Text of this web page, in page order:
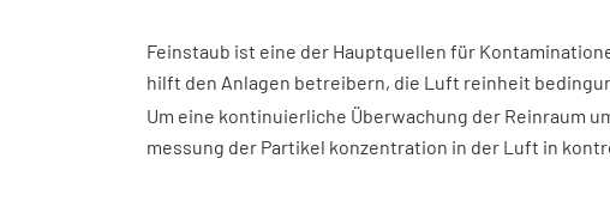
Feinstaub ist eine der Hauptquellen für
hilft den Anlagen betreibern, die Luft reinheit
Um eine kontinuierliche Überwachung der Reinraum
messung der Partikel konzentration in der Luft in